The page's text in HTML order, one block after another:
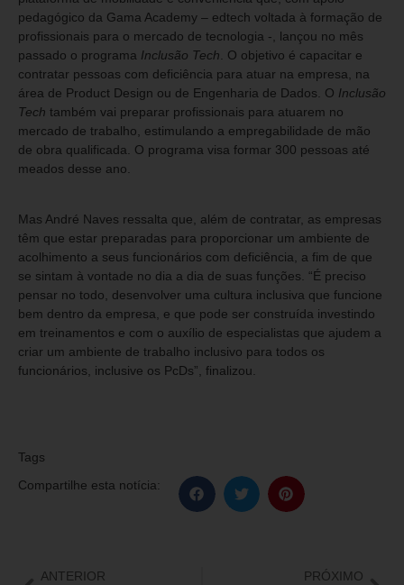
pedagógico da Gama Academy – edtech voltada à formação de
profissionais para o mercado de tecnologia -, lançou no mês
passado o programa Inclusão Tech . O objetivo é capacitar e
contratar pessoas com deficiência para atuar na empresa, na
área de Product Design ou de Engenharia de Dados. O Inclusão
Tech também vai preparar profissionais para atuarem no
mercado de trabalho, estimulando a empregabilidade de mão
de obra qualificada. O programa visa formar 300 pessoas até
meados desse ano.
Mas André Naves ressalta que, além de contratar, as empresas
têm que estar preparadas para proporcionar um ambiente de
acolhimento a seus funcionários com deficiência, a fim de que
se sintam à vontade no dia a dia de suas funções. “É preciso
pensar no todo, desenvolver uma cultura inclusiva que funcione
bem dentro da empresa, e que pode ser construída investindo
em treinamentos e com o auxílio de especialistas que ajudem a
criar um ambiente de trabalho inclusivo para todos os
funcionários, inclusive os PcDs”, finalizou.
Tags
Compartilhe esta notícia:
ANTERIOR PRÓXIMO